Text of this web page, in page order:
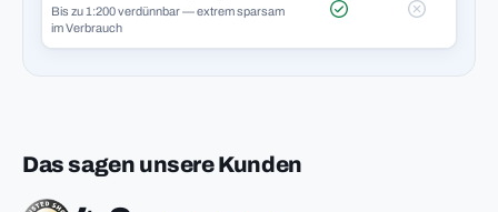
Bis zu 1:200 verdünnbar — extrem sparsam
im Verbrauch
Das sagen unsere Kunden